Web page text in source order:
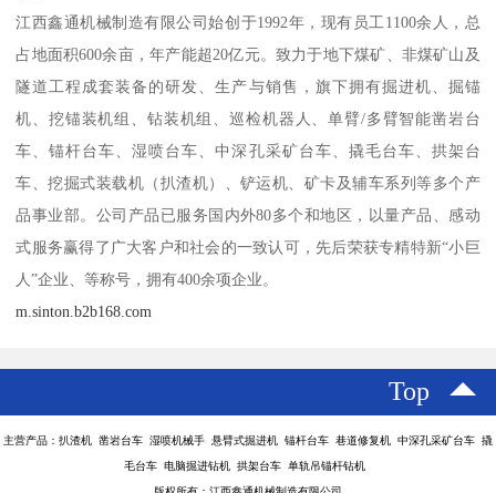
江西鑫通机械制造有限公司始创于1992年，现有员工1100余人，总
占地面积600余亩，年产能超20亿元。致力于地下煤矿、非煤矿山及
隧道工程成套装备的研发、生产与销售，旗下拥有掘进机、掘锚
机、挖锚装机组、钻装机组、巡检机器人、单臂/多臂智能凿岩台
车、锚杆台车、湿喷台车、中深孔采矿台车、撬毛台车、拱架台
车、挖掘式装载机（扒渣机）、铲运机、矿卡及辅车系列等多个产
品事业部。公司产品已服务国内外80多个和地区，以量产品、感动
式服务赢得了广大客户和社会的一致认可，先后荣获专精特新“小巨
人”企业、等称号，拥有400余项企业。
m.sinton.b2b168.com
Top
主营产品：扒渣机 凿岩台车 湿喷机械手 悬臂式掘进机 锚杆台车 巷道修复机 中深孔采矿台车 撬
毛台车 电脑掘进钻机 拱架台车 单轨吊锚杆钻机